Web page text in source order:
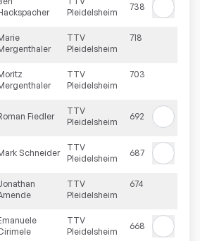
Pleidelsheim
738
TTV
Pleidelsheim
718
TTV
Pleidelsheim
703
Fiedler
TTV
Pleidelsheim
692
Schneider
TTV
Pleidelsheim
687
TTV
Pleidelsheim
674
TTV
Pleidelsheim
668